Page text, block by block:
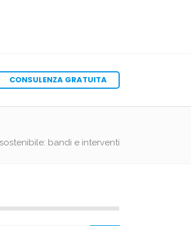
CONSULENZA GRATUITA
bandi e interventi